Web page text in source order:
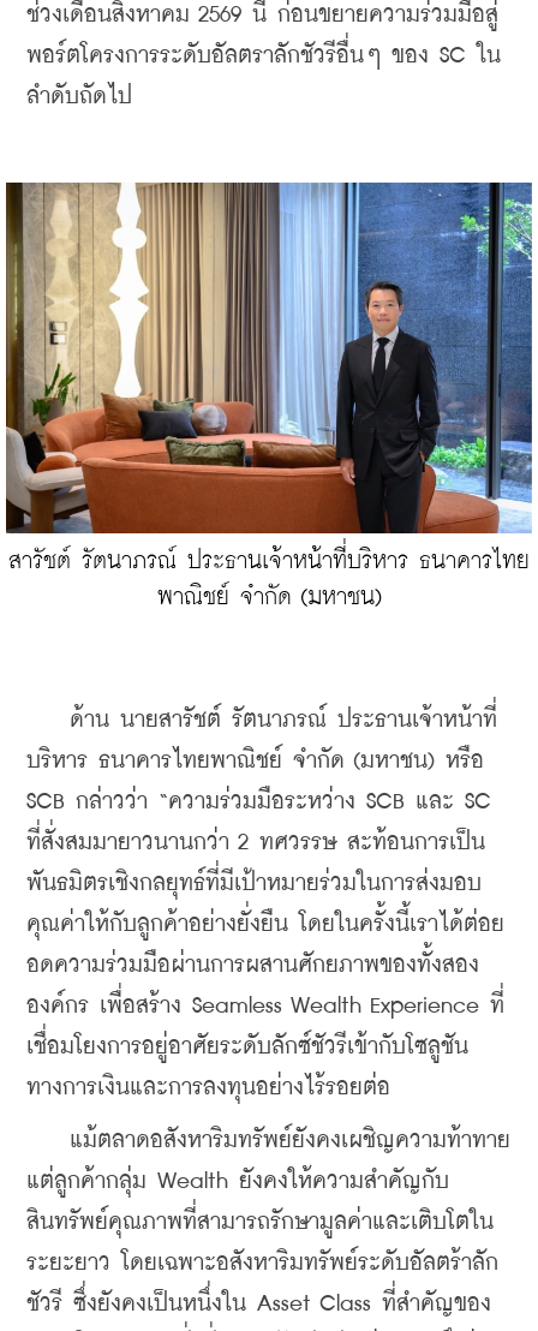
ช่วงเดือนสิงหาคม 2569 นี้ ก่อนขยายความร่วมมือสู่
พอร์ตโครงการระดับอัลตราลักชัวรีอื่นๆ ของ SC ใน
ลำดับถัดไป
สารัชต์ รัตนาภรณ์ ประธานเจ้าหน้าที่บริหาร ธนาคารไทย
พาณิชย์ จำกัด (มหาชน)
ด้าน นายสารัชต์ รัตนาภรณ์ ประธานเจ้าหน้าที่
บริหาร ธนาคารไทยพาณิชย์ จำกัด (มหาชน) หรือ
SCB กล่าวว่า “ความร่วมมือระหว่าง SCB และ SC
ที่สั่งสมมายาวนานกว่า 2 ทศวรรษ สะท้อนการเป็น
พันธมิตรเชิงกลยุทธ์ที่มีเป้าหมายร่วมในการส่งมอบ
คุณค่าให้กับลูกค้าอย่างยั่งยืน โดยในครั้งนี้เราได้ต่อย
อดความร่วมมือผ่านการผสานศักยภาพของทั้งสอง
องค์กร เพื่อสร้าง Seamless Wealth Experience ที่
เชื่อมโยงการอยู่อาศัยระดับลักซ์ชัวรีเข้ากับโซลูชัน
ทางการเงินและการลงทุนอย่างไร้รอยต่อ
แม้ตลาดอสังหาริมทรัพย์ยังคงเผชิญความท้าทาย
แต่ลูกค้ากลุ่ม Wealth ยังคงให้ความสำคัญกับ
สินทรัพย์คุณภาพที่สามารถรักษามูลค่าและเติบโตใน
ระยะยาว โดยเฉพาะอสังหาริมทรัพย์ระดับอัลตร้าลัก
ชัวรี ซึ่งยังคงเป็นหนึ่งใน Asset Class ที่สำคัญของ